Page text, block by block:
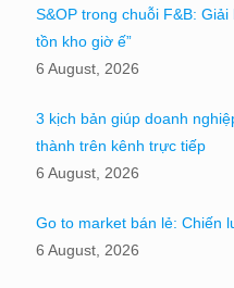
S&OP trong chuỗi F&B:
tồn kho giờ ế”
6 August, 2026
3 kịch bản giúp doanh
thành trên kênh trực tiếp
6 August, 2026
Go to market bán lẻ: Chiến
6 August, 2026